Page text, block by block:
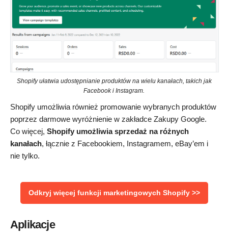
Shopify ułatwia udostępnianie produktów na wielu kanałach, takich jak
Facebook i Instagram.
Shopify umożliwia również promowanie wybranych produktów
poprzez darmowe wyróżnienie w zakładce Zakupy Google.
Co więcej, Shopify umożliwia sprzedaż na różnych
kanałach, łącznie z Facebookiem, Instagramem, eBay’em i
nie tylko.
Odkryj więcej funkcji marketingowych Shopify >>
Aplikacje